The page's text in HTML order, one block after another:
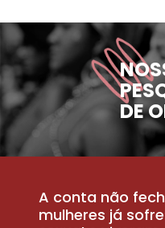
DE
A conta não
mulheres já